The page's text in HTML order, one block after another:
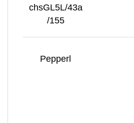
chsGL5L/43a
/155
Pepperl